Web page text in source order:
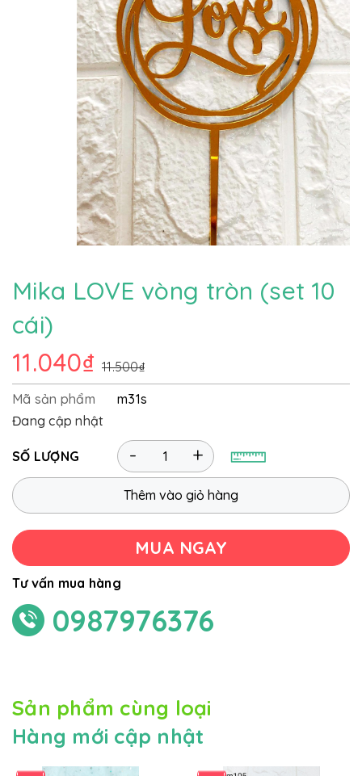
Mika LOVE vòng tròn (set 10
cái)
11.040₫ 11.500₫
Mã sản phẩm
m31s
Đang cập nhật
SỐ LƯỢNG +
-
Thêm vào giỏ hàng
MUA NGAY
Tư vấn mua hàng
0987976376
Sản phẩm cùng loại
Hàng mới cập nhật